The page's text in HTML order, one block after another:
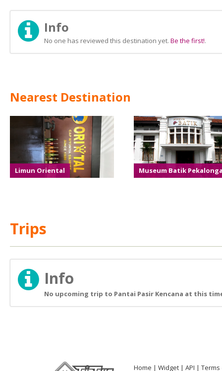
Info
No one has reviewed this destination yet. Be the first!.
Nearest Destination
Limun Oriental Museum Batik
Trips
Info
No upcoming trip to Pantai Pasir Kencana at this
Home Widget API Terms